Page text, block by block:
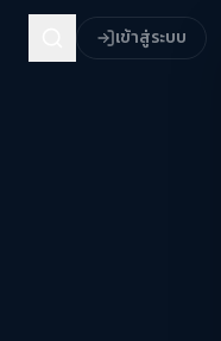
เข้าสู่ระบบ